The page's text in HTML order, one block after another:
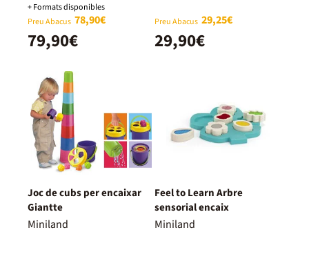
+ Formats disponibles
Preu Abacus 78,90€
79,90€
Preu Abacus 29,25€
29,90€
Joc de cubs per encaixar
Giantte
Miniland
Feel to Learn Arbre
sensorial encaix
Miniland